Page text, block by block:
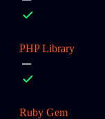
PHP Library
Ruby Gem